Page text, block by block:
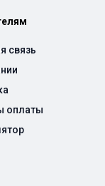
связь
оплаты